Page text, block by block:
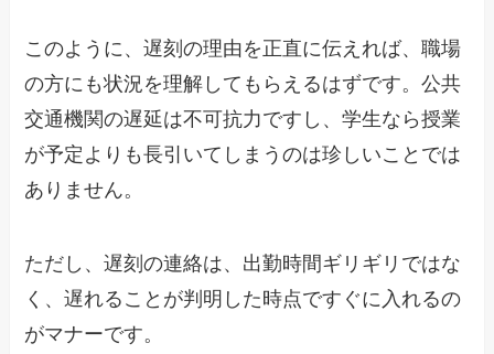
このように、遅刻の理由を正直に伝えれば、職場
の方にも状況を理解してもらえるはずです。公共
交通機関の遅延は不可抗力ですし、学生なら授業
が予定よりも長引いてしまうのは珍しいことでは
ありません。
ただし、遅刻の連絡は、出勤時間ギリギリではな
く、遅れることが判明した時点ですぐに入れるの
がマナーです。